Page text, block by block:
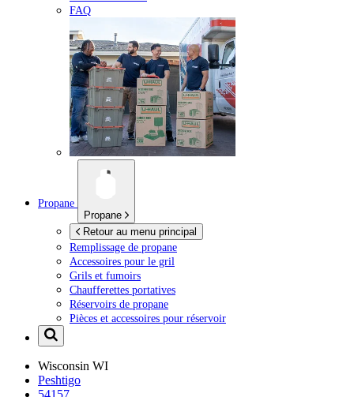
FAQ
Propane
Propane
Retour au menu principal
Remplissage de propane
Accessoires pour le gril
Grils et fumoirs
Chaufferettes portatives
Réservoirs de propane
Pièces et accessoires pour réservoir
Wisconsin WI
Peshtigo
54157